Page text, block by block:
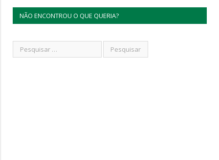
NÃO ENCONTROU O QUE QUERIA?